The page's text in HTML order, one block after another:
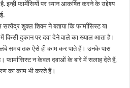
इन्ही फार्मेसियों पर ध्यान आकर्षित करने के उद्देश्य
सत्येंद्र शुक्ल शिवम ने बताया कि फार्मासिस्ट या
किसी दुकान पर दवा देने वाले का ख्याल आता है।
समय तक ऐसे ही काम कर पाते हैं। उनके पास
फार्मासिस्ट न केवल दवाओं के बारे में सलाह देते हैं,
का काम भी करते हैं।